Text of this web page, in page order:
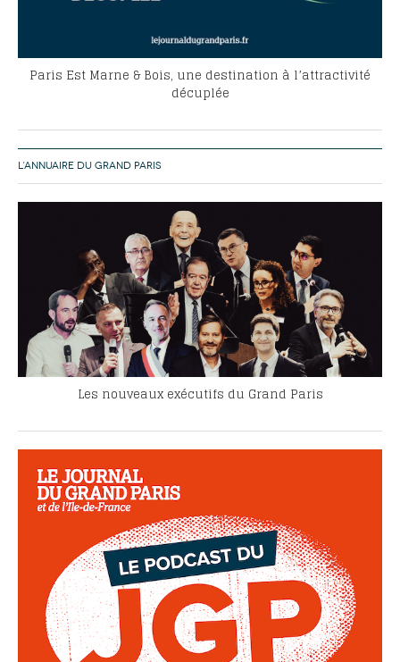
Paris Est Marne & Bois, une destination à l’attractivité
décuplée
L’ANNUAIRE DU GRAND PARIS
Les nouveaux exécutifs du Grand Paris